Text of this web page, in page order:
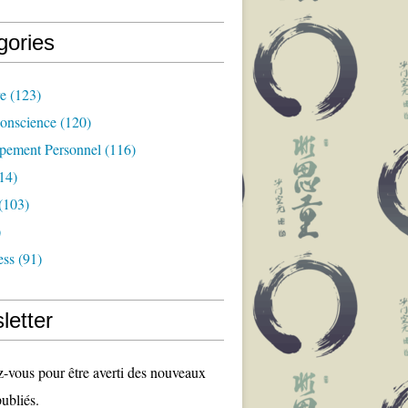
(123)
(120)
Personnel (116)
(91)
vous pour être averti des nouveaux